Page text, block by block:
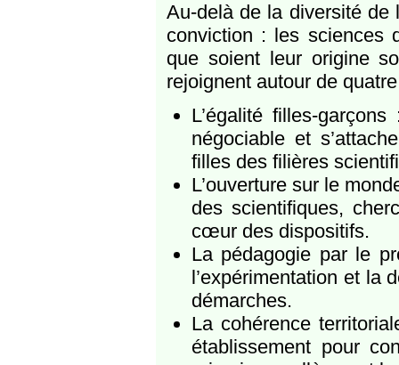
Au-delà de la diversité de
conviction : les sciences
que soient leur origine
rejoignent autour de
L’égalité filles-
négociable et
filles des filières
L’ouverture sur le
des scientifiques,
cœur des dispositifs.
La pédagogie par le
l’expérimentation et la
démarches.
La cohérence
établissement pour